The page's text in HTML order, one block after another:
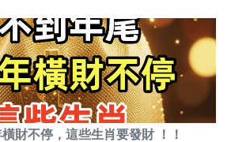
財不停，這些生肖要發財 ！！